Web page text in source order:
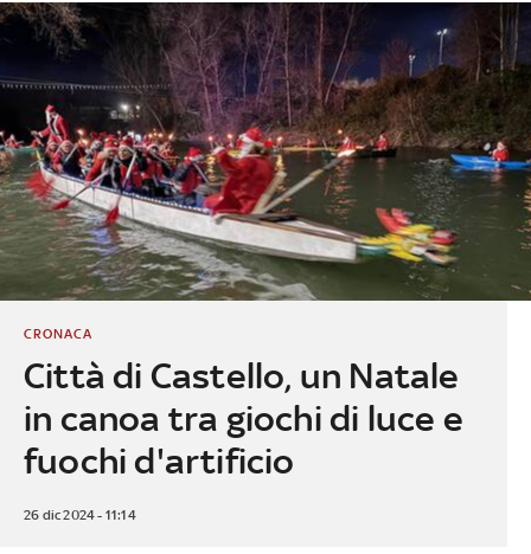
Città di Castello, un Natale
in canoa tra giochi di luce e
fuochi d'artificio
CRONACA
26 dic 2024 - 11:14